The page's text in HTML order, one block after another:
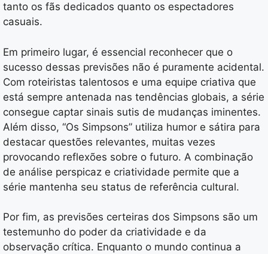
tanto os fãs dedicados quanto os espectadores
casuais.
Em primeiro lugar, é essencial reconhecer que o
sucesso dessas previsões não é puramente acidental.
Com roteiristas talentosos e uma equipe criativa que
está sempre antenada nas tendências globais, a série
consegue captar sinais sutis de mudanças iminentes.
Além disso, “Os Simpsons” utiliza humor e sátira para
destacar questões relevantes, muitas vezes
provocando reflexões sobre o futuro. A combinação
de análise perspicaz e criatividade permite que a
série mantenha seu status de referência cultural.
Por fim, as previsões certeiras dos Simpsons são um
testemunho do poder da criatividade e da
observação crítica. Enquanto o mundo continua a